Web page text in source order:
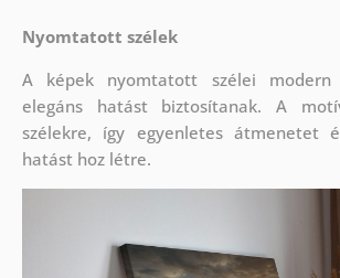
Nyomtatott szélek
A képek nyomtatott szélei modern
elegáns hatást biztosítanak. A
szélekre, így egyenletes átmenetet
hatást hoz létre.